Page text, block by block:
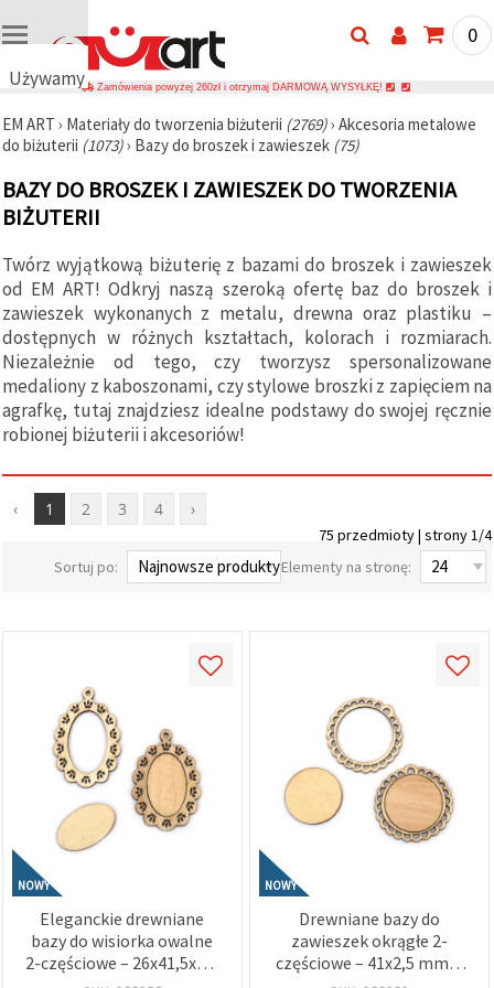
Używamy
cookie
🍪
plików
cookie i
podobnych
aby
zapewnić
prawidłowe
działanie
strony
internetowej,
poprawić
komfort
korzystania
z niej oraz,
za Państwa
analizować
ruch i
wyświetlać
bardziej
wsparciu
analitycznych
marketingowych.
zgodzić się
wszystkich
cookie,
klikając
"Akceptuj
wskazać
swoje
preferencje
0
Zamówienia powyżej 260zł i otrzymaj DARMOWĄ WYSYŁKĘ!
EM ART › Materiały do tworzenia biżuterii (2769)› Akcesoria metalowe
do biżuterii (1073)› Bazy do broszek i zawieszek (75)
BAZY DO BROSZEK I ZAWIESZEK DO TWORZENIA
BIŻUTERII
Twórz wyjątkową biżuterię z bazami do broszek i zawieszek
od EM ART! Odkryj naszą szeroką ofertę baz do broszek i
zawieszek wykonanych z metalu, drewna oraz plastiku –
dostępnych w różnych kształtach, kolorach i rozmiarach.
Niezależnie od tego, czy tworzysz spersonalizowane
medaliony z kaboszonami, czy stylowe broszki z zapięciem na
agrafkę, tutaj znajdziesz idealne podstawy do swojej ręcznie
robionej biżuterii i akcesoriów!
‹ 1 2 3 4 ›
75 przedmioty | strony 1/4
Sortuj po:
Elementy na stronę:
NOWY
Eleganckie drewniane
bazy do wisiorka owalne
2-częściowe – 26x41,5x2,5
NOWY
Drewniane bazy do
zawieszek okrągłe 2-
częściowe – 41x2,5 mm +